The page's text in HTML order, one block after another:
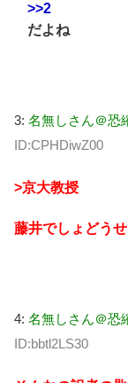
>>2
だよね
3: 名無しさん＠恐
ID:CPHDiwZ00
>京大教授
藤井でしょどうせ
4: 名無しさん＠恐
ID:bbtl2LS30